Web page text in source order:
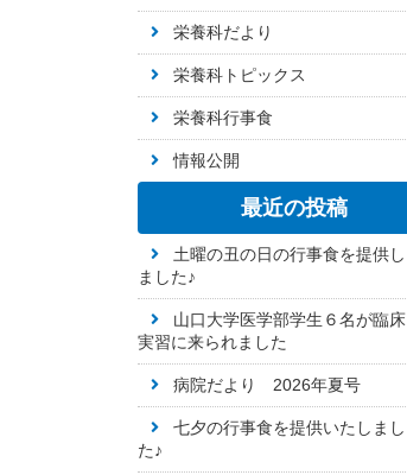
栄養科だより
栄養科トピックス
栄養科行事食
情報公開
最近の投稿
土曜の丑の日の行事食を提供し
ました♪
山口大学医学部学生６名が臨床
実習に来られました
病院だより 2026年夏号
七夕の行事食を提供いたしまし
た♪